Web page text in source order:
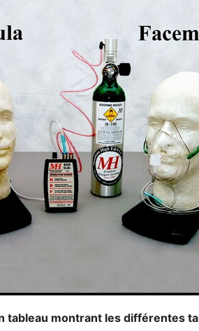
tableau montrant les différentes